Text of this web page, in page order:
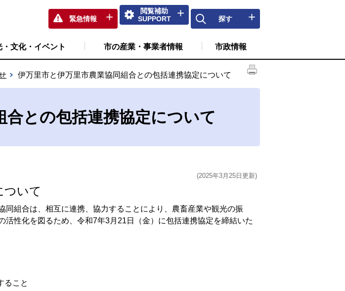
緊急情報
閲覧補助
SUPPORT
探す
・文化・イベント 市の産業・事業者情報 市政情報
伊万里市と伊万里市農業協同組合との包括連携協定について
との包括連携協定について
(2025年3月25日更新)
ついて
組合は、相互に連携、協力することにより、農畜産業や観光の振
活性化を図るため、令和7年3月21日（金）に包括連携協定を締結いた
ること